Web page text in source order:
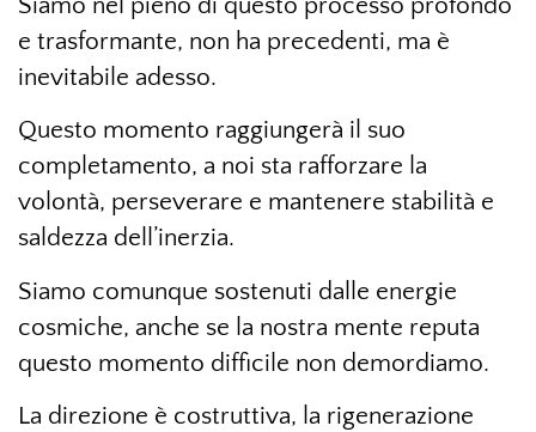
e trasformante, non ha precedenti, ma è
inevitabile adesso.
Questo momento raggiungerà il suo
completamento, a noi sta rafforzare la
volontà, perseverare e mantenere stabilità e
saldezza dell’inerzia.
Siamo comunque sostenuti dalle energie
cosmiche, anche se la nostra mente reputa
questo momento difficile non demordiamo.
La direzione è costruttiva, la rigenerazione